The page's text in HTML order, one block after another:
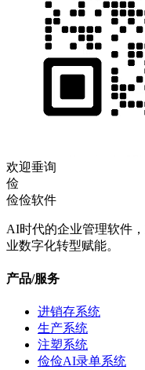
欢迎垂询
俭
俭俭软件
AI时代的企业管理软件
业数字化转型赋能。
产品/服务
进销存系统
生产系统
注塑系统
俭俭AI录单系统